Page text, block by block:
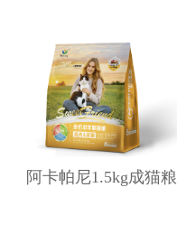
阿卡帕尼1.5kg成猫粮